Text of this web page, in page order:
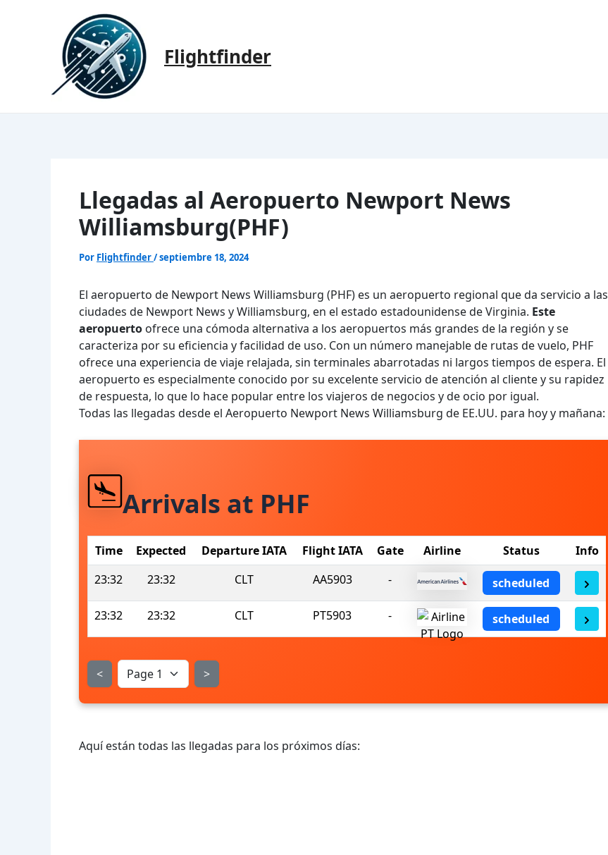
Flightfinder
Llegadas al Aeropuerto Newport News
Williamsburg(PHF)
Por Flightfinder/septiembre 18, 2024
El aeropuerto de Newport News Williamsburg (PHF) es un aeropuerto regional que da servicio a las
ciudades de Newport News y Williamsburg, en el estado estadounidense de Virginia. Este
aeropuerto ofrece una cómoda alternativa a los aeropuertos más grandes de la región y se
caracteriza por su eficiencia y facilidad de uso. Con un número manejable de rutas de vuelo, PHF
ofrece una experiencia de viaje relajada, sin terminales abarrotadas ni largos tiempos de espera. El
aeropuerto es especialmente conocido por su excelente servicio de atención al cliente y su rapidez
de respuesta, lo que lo hace popular entre los viajeros de negocios y de ocio por igual.
Todas las llegadas desde el Aeropuerto Newport News Williamsburg de EE.UU. para hoy y mañana:
Arrivals at PHF
Time Expected Departure IATA Flight IATA Gate Airline Status
Info
23:32
23:32 CLT AA5903 - scheduled
23:32 23:32 CLT PT5903 - scheduled
< >
Aquí están todas las llegadas para los próximos días: